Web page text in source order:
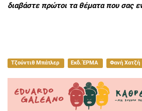
διαβάστε πρώτοι τα θέματα που σας
Τζούντιθ Μπάτλερ Εκδ. ΈΡΜΑ Φανή Χατζή